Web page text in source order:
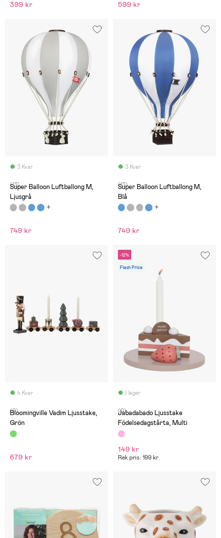
399 kr 599 kr
3 Kvar
(13)
Super Balloon Luftballong M,
Ljusgrå
749 kr
3 Kvar
(13)
Super Balloon Luftballong M,
Blå
749 kr
4 Kvar
(0)
Bloomingville Vadim Ljusstake,
Grön
679 kr
-12%
Flash Price
I lager
(0)
Jabadabado Ljusstake
Födelsedagstårta, Multi
149 kr
Rek pris: 199 kr